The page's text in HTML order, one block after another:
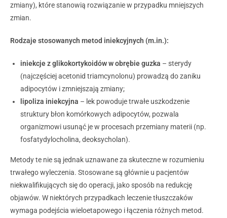
zmiany), które stanowią rozwiązanie w przypadku mniejszych
zmian.
Rodzaje stosowanych metod iniekcyjnych (m.in.):
iniekcje z glikokortykoidów w obrębie guzka – sterydy
(najczęściej acetonid triamcynolonu) prowadzą do zaniku
adipocytów i zmniejszają zmiany;
lipoliza iniekcyjna – lek powoduje trwałe uszkodzenie
struktury błon komórkowych adipocytów, pozwala
organizmowi usunąć je w procesach przemiany materii (np.
fosfatydylocholina, deoksycholan).
Metody te nie są jednak uznawane za skuteczne w rozumieniu
trwałego wyleczenia. Stosowane są głównie u pacjentów
niekwalifikujących się do operacji, jako sposób na redukcję
objawów. W niektórych przypadkach leczenie tłuszczaków
wymaga podejścia wieloetapowego i łączenia różnych metod.